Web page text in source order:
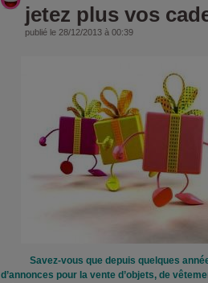
jetez plus vos
publié le 28/12/2013 à 00:39
Savez-vous que depuis quelques
d’annonces pour la vente d’objets, de